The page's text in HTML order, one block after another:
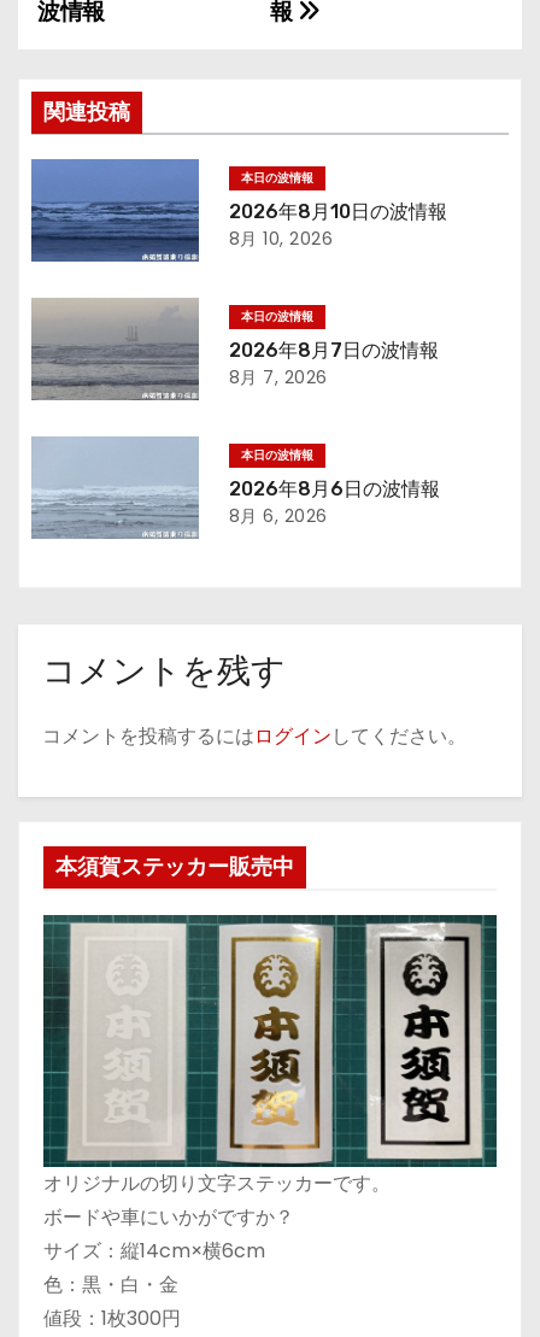
稿
ナ
ビ
ゲ
ー
シ
ョ
ン
報
波情報
関連投稿
本日の波情報
2026年8月10日の波情報
8月 10, 2026
本日の波情報
2026年8月7日の波情報
8月 7, 2026
本日の波情報
2026年8月6日の波情報
8月 6, 2026
コメントを残す
コメントを投稿するにはログインしてください。
本須賀ステッカー販売中
オリジナルの切り文字ステッカーです。
ボードや車にいかがですか？
サイズ：縦14cm×横6cm
色：黒・白・金
値段：1枚300円